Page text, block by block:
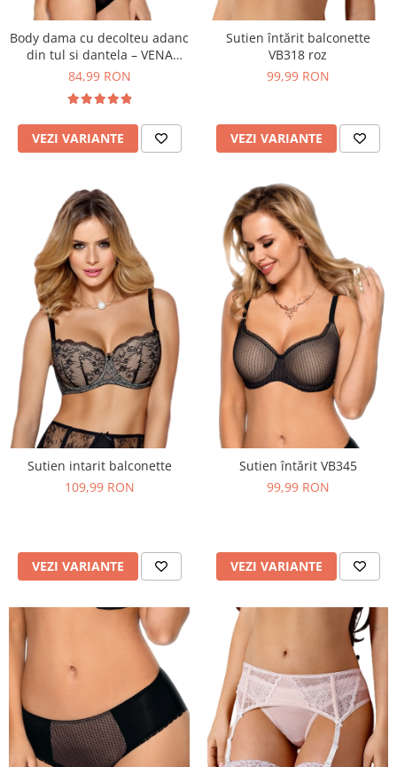
Body dama cu decolteu adanc
din tul si dantela – VENA
lingerie
84,99 RON
VEZI VARIANTE
Sutien întărit balconette
VB318 roz
99,99 RON
VEZI VARIANTE
Sutien intarit balconette
109,99 RON
VEZI VARIANTE
Sutien întărit VB345
99,99 RON
VEZI VARIANTE